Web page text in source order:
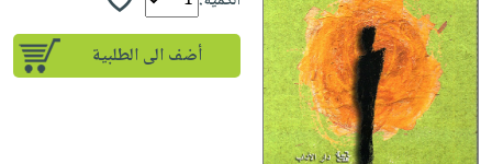
إختياراتنا
كتب
أكاديمية
صندوق
القراءة
iKitab
بلا
حدود
أسئلة
يتكرر
أسئلة
يتكرر
طرحها
تحميل
masmu3
المواضيع
الأكثر
مبيعاً
إختياراتنا
تعليمية
الصحة
والعناية
الشخصية
أضف الى الطلبية